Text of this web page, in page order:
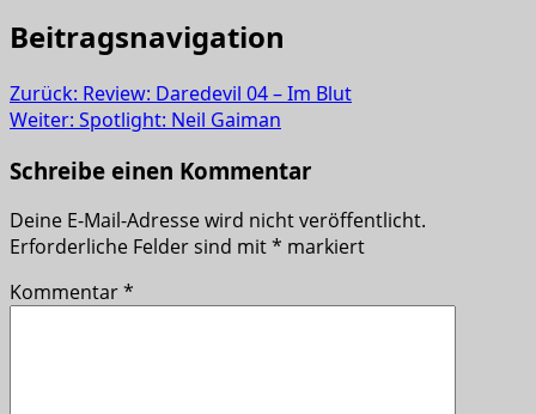
Beitragsnavigation
Zurück: Review: Daredevil 04 – Im Blut
Weiter: Spotlight: Neil Gaiman
Schreibe einen Kommentar
Deine E-Mail-Adresse wird nicht veröffentlicht.
Erforderliche Felder sind mit* markiert
Kommentar*